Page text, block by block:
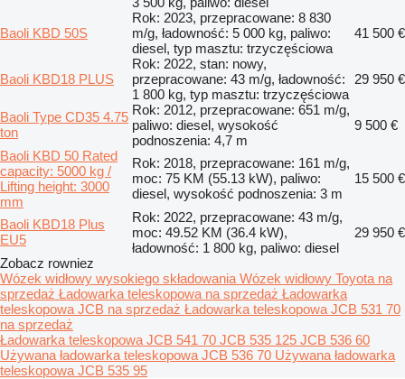
Baoli KBD 50S
Rok: 2023, przepracowane: 8 830
m/g, ładowność: 5 000 kg, paliwo:
diesel, typ masztu: trzyczęściowa
41 500 €
Baoli KBD18 PLUS
Rok: 2022, stan: nowy,
przepracowane: 43 m/g, ładowność:
1 800 kg, typ masztu: trzyczęściowa
29 950 €
Baoli Type CD35 4.75
ton
Rok: 2012, przepracowane: 651 m/g,
paliwo: diesel, wysokość
podnoszenia: 4,7 m
9 500 €
Baoli KBD 50 Rated
capacity: 5000 kg /
Lifting height: 3000
mm
Rok: 2018, przepracowane: 161 m/g,
moc: 75 KM (55.13 kW), paliwo:
diesel, wysokość podnoszenia: 3 m
15 500 €
Baoli KBD18 Plus
EU5
Rok: 2022, przepracowane: 43 m/g,
moc: 49.52 KM (36.4 kW),
ładowność: 1 800 kg, paliwo: diesel
29 950 €
Zobacz rowniez
Wózek widłowy wysokiego składowania Wózek widłowy Toyota na
sprzedaż Ładowarka teleskopowa na sprzedaż Ładowarka
teleskopowa JCB na sprzedaż Ładowarka teleskopowa JCB 531 70
na sprzedaż
Ładowarka teleskopowa JCB 541 70 JCB 535 125 JCB 536 60
Używana ładowarka teleskopowa JCB 536 70 Używana ładowarka
teleskopowa JCB 535 95